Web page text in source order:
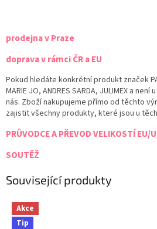
prodejna v Praze
doprava v rámci ČR a EU
Pokud hledáte konkrétní produkt značek
MARIE JO, ANDRES SARDA, JULIMEX a
nás. Zboží nakupujeme přímo od těchto
zajistit všechny produkty, které jsou u
PRŮVODCE A PŘEVOD VELIKOSTÍ EU/
SOUTĚŽ
Související produkty
Akce
Tip